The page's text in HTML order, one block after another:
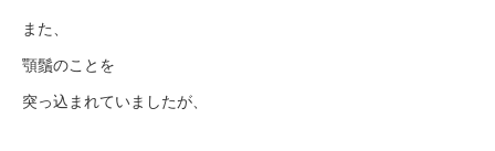
また、
顎鬚のことを
突っ込まれていましたが、